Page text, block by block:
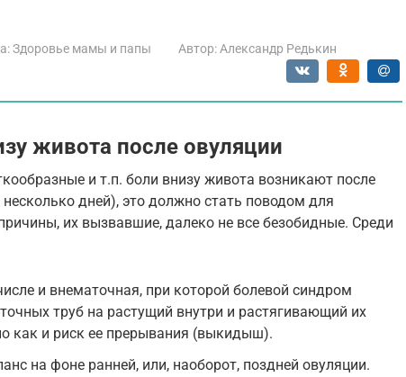
Здоровье мамы и папы Автор: Александр Редькин
живота после овуляции
и т.п. боли внизу живота возникают после
дней), это должно стать поводом для
их вызвавшие, далеко не все безобидные. Среди
и внематочная, при которой болевой синдром
труб на растущий внутри и растягивающий их
как и риск ее прерывания (выкидыш).
на фоне ранней, или, наоборот, поздней овуляции.